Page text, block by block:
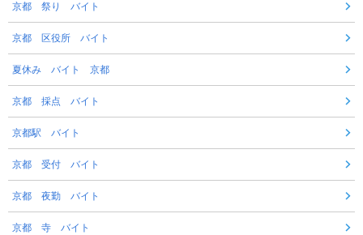
京都 祭り バイト
京都 区役所 バイト
夏休み バイト 京都
京都 採点 バイト
京都駅 バイト
京都 受付 バイト
京都 夜勤 バイト
京都 寺 バイト